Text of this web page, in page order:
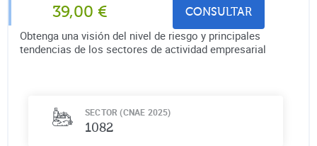
39,00 € CONSULTAR
Obtenga una visión del nivel de riesgo y principales
tendencias de los sectores de actividad empresarial
SECTOR (CNAE 2025)
1082